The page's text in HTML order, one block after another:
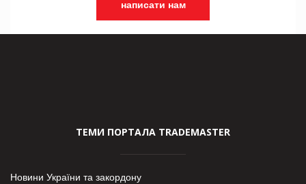
написати нам
ТЕМИ ПОРТАЛА TRADEMASTER
Новини України та закордону